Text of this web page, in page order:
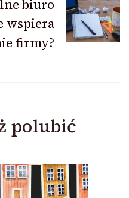
biuro
wspiera
firmy?
polubić